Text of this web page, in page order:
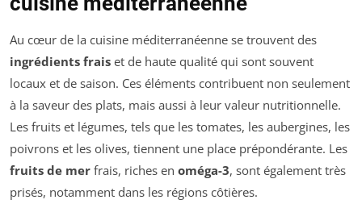
Au cœur de la cuisine méditerranéenne se trouvent des
ingrédients frais et de haute qualité qui sont souvent
locaux et de saison. Ces éléments contribuent non seulement
à la saveur des plats, mais aussi à leur valeur nutritionnelle.
Les fruits et légumes, tels que les tomates, les aubergines, les
poivrons et les olives, tiennent une place prépondérante. Les
fruits de mer frais, riches en oméga-3, sont également très
prisés, notamment dans les régions côtières.